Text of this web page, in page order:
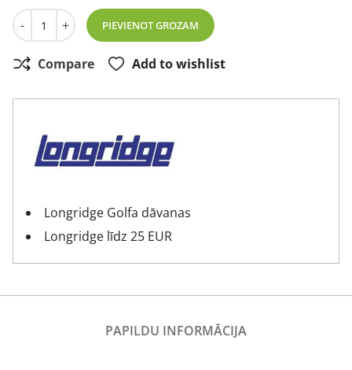
-
Magnetix Blade Puttera pārvalks daudzums
+ PIEVIENOT GROZAM
Compare Add to wishlist
Longridge Golfa dāvanas
Longridge līdz 25 EUR
PAPILDU INFORMĀCIJA